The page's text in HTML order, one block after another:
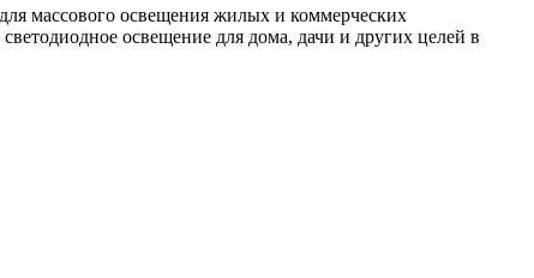
массового освещения жилых и коммерческих
освещение для дома, дачи и других целей в